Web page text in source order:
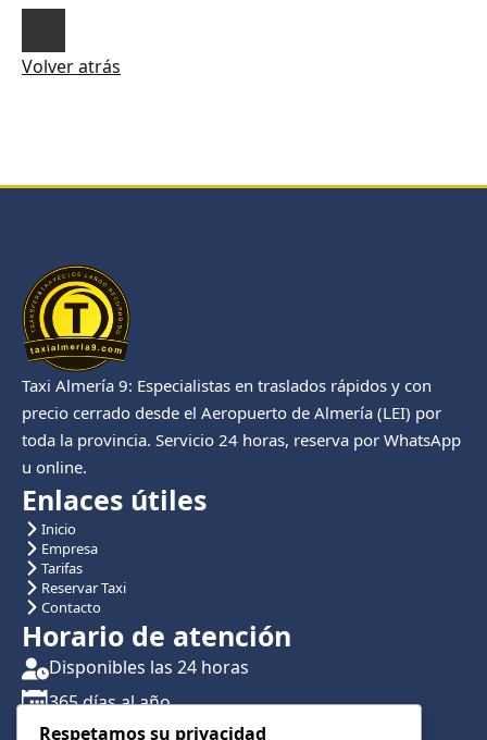
Volver atrás
Taxi Almería 9: Especialistas en traslados rápidos y con
precio cerrado desde el Aeropuerto de Almería (LEI) por
toda la provincia. Servicio 24 horas, reserva por WhatsApp
u online.
Enlaces útiles
Inicio
Empresa
Tarifas
Reservar Taxi
Contacto
Horario de atención
Disponibles las 24 horas
365 días al año
Respetamos su privacidad